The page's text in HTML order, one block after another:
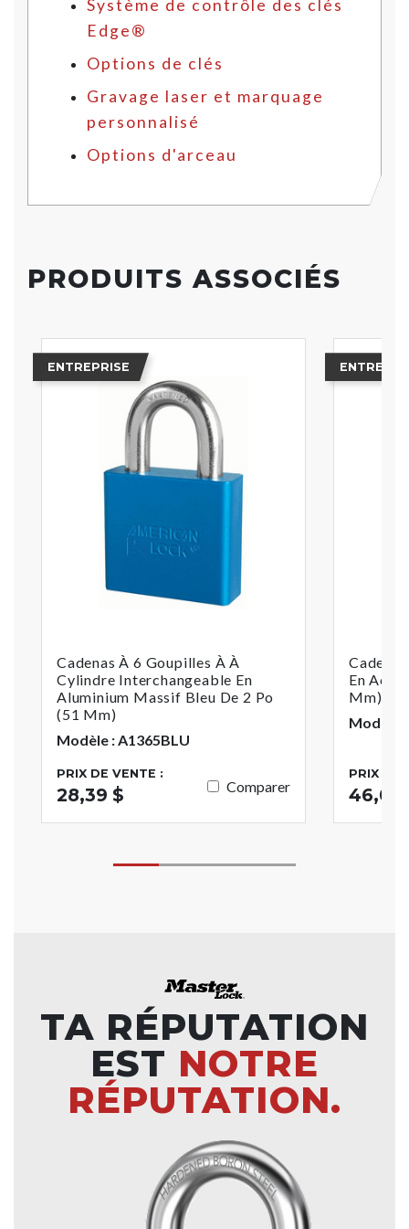
Système de contrôle des clés
Edge®
Options de clés
Gravage laser et marquage
personnalisé
Options d'arceau
PRODUITS ASSOCIÉS
ENTREPRISE
Cadenas À 6 Goupilles À À
Cylindre Interchangeable En
Aluminium Massif Bleu De 2 Po
(51 Mm)
Modèle : A1365BLU
PRIX DE VENTE :
28,39 $ Comparer
En
Mm), À
Modèle
PRIX DE
46,06
TA RÉPUTATION
EST NOTRE
RÉPUTATION.